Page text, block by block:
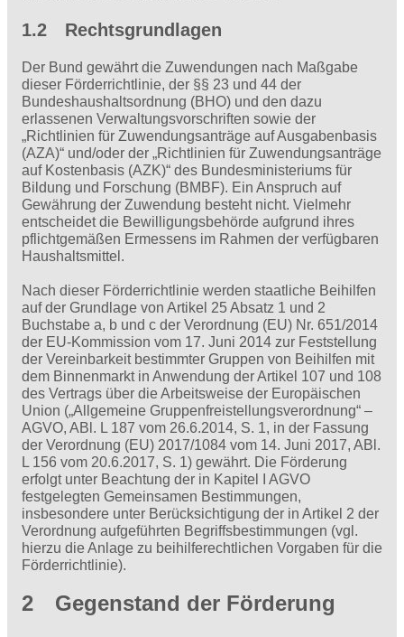
1.2 Rechtsgrundlagen
Der Bund gewährt die Zuwendungen nach Maßgabe
dieser Förderrichtlinie, der §§ 23 und 44 der
Bundeshaushaltsordnung (BHO) und den dazu
erlassenen Verwaltungsvorschriften sowie der
„Richtlinien für Zuwendungsanträge auf Ausgabenbasis
(AZA)“ und/oder der „Richtlinien für Zuwendungsanträge
auf Kostenbasis (AZK)“ des Bundesministeriums für
Bildung und Forschung (BMBF). Ein Anspruch auf
Gewährung der Zuwendung besteht nicht. Vielmehr
entscheidet die Bewilligungsbehörde aufgrund ihres
pflichtgemäßen Ermessens im Rahmen der verfügbaren
Haushaltsmittel.
Nach dieser Förderrichtlinie werden staatliche Beihilfen
auf der Grundlage von Artikel 25 Absatz 1 und 2
Buchstabe a, b und c der Verordnung (EU) Nr. 651/2014
der EU-Kommission vom 17. Juni 2014 zur Feststellung
der Vereinbarkeit bestimmter Gruppen von Beihilfen mit
dem Binnenmarkt in Anwendung der Artikel 107 und 108
des Vertrags über die Arbeitsweise der Europäischen
Union („Allgemeine Gruppenfreistellungsverordnung“ –
AGVO, ABl. L 187 vom 26.6.2014, S. 1, in der Fassung
der Verordnung (EU) 2017/1084 vom 14. Juni 2017, ABl.
L 156 vom 20.6.2017, S. 1) gewährt. Die Förderung
erfolgt unter Beachtung der in Kapitel I AGVO
festgelegten Gemeinsamen Bestimmungen,
insbesondere unter Berücksichtigung der in Artikel 2 der
Verordnung aufgeführten Begriffsbestimmungen (vgl.
hierzu die Anlage zu beihilferechtlichen Vorgaben für die
Förderrichtlinie).
2 Gegenstand der Förderung